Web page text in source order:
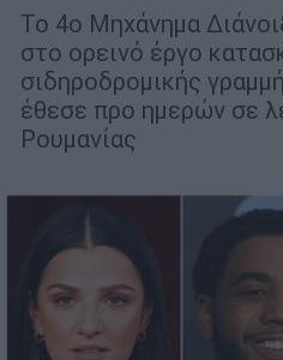
Το 4ο Μηχάνημα
στο ορεινό έργο
σιδηροδρομικής
έθεσε προ ημερών σε
Ρουμανίας